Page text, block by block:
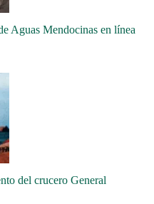
Aguas Mendocinas en línea
del crucero General